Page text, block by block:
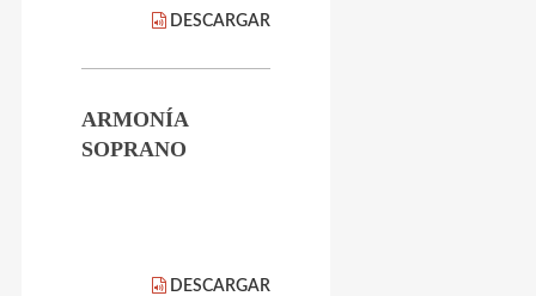
DESCARGAR
ARMONÍA
SOPRANO
DESCARGAR